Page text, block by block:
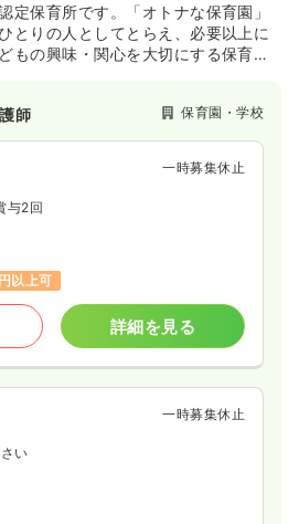
定保育所です。「オトナな保育園」
とりの人としてとらえ、必要以上に
もの興味・関心を大切にする保育を
師 保育園・学校
一時募集休止
与2回
以上可
詳細を見る
一時募集休止
い